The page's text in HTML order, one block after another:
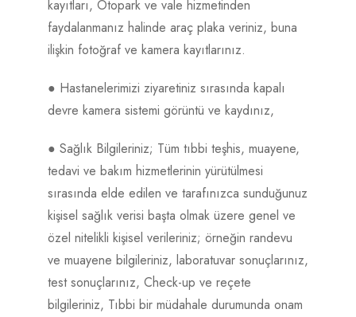
kayıtları, Otopark ve vale hizmetinden
faydalanmanız halinde araç plaka veriniz, buna
ilişkin fotoğraf ve kamera kayıtlarınız.
● Hastanelerimizi ziyaretiniz sırasında kapalı
devre kamera sistemi görüntü ve kaydınız,
● Sağlık Bilgileriniz; Tüm tıbbi teşhis, muayene,
tedavi ve bakım hizmetlerinin yürütülmesi
sırasında elde edilen ve tarafınızca sunduğunuz
kişisel sağlık verisi başta olmak üzere genel ve
özel nitelikli kişisel verileriniz; örneğin randevu
ve muayene bilgileriniz, laboratuvar sonuçlarınız,
test sonuçlarınız, Check-up ve reçete
bilgileriniz, Tıbbi bir müdahale durumunda onam